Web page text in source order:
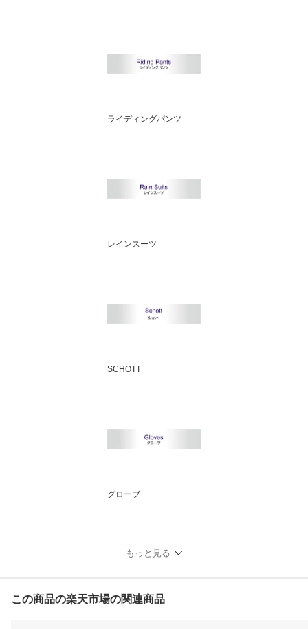
ライディングパンツ
レインスーツ
SCHOTT
グローブ
もっと見る
この商品の楽天市場の関連商品